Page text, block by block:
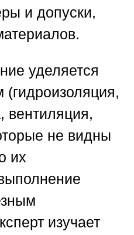
и допуски,
уделяется
вентиляция,
не видны
их
изучает